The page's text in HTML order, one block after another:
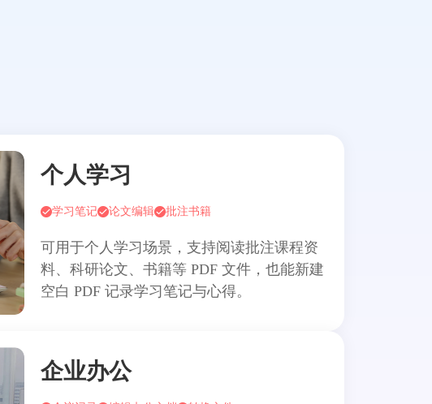
个人学习
学习笔记 论文编辑 批注书籍
可用于个人学习场景，支持阅读批注课程资
料、科研论文、书籍等 PDF 文件，也能新建
空白 PDF 记录学习笔记与心得。
企业办公